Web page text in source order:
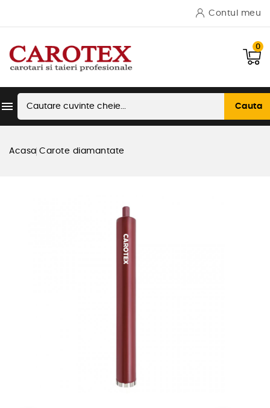
Contul meu
0
 Cauta
Acasa Carote diamantate